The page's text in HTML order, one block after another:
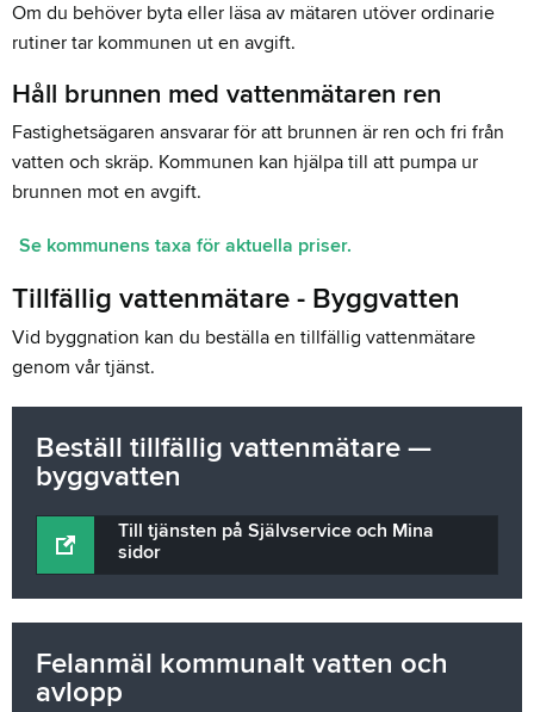
Om du behöver byta eller läsa av mätaren utöver ordinarie
rutiner tar kommunen ut en avgift.
Håll brunnen med vattenmätaren ren
Fastighetsägaren ansvarar för att brunnen är ren och fri från
vatten och skräp. Kommunen kan hjälpa till att pumpa ur
brunnen mot en avgift.
Se kommunens taxa för aktuella priser.
Tillfällig vattenmätare - Byggvatten
Vid byggnation kan du beställa en tillfällig vattenmätare
genom vår tjänst.
Beställ tillfällig vattenmätare —
byggvatten
Till tjänsten på Självservice och Mina
sidor
Felanmäl kommunalt vatten och
avlopp